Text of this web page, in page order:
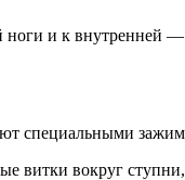
ноги и к внутренней
специальными
витки вокруг ступни,